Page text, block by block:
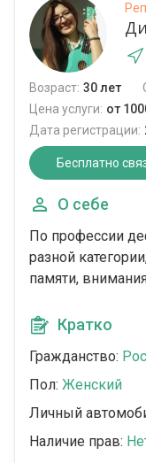
Возраст: 30 лет
Цена услуги: от
Дата регистрации:
Бесплатно
О себе
По профессии
разной
памяти,
Кратко
Гражданство:
Пол: Женский
Личный
Наличие прав: